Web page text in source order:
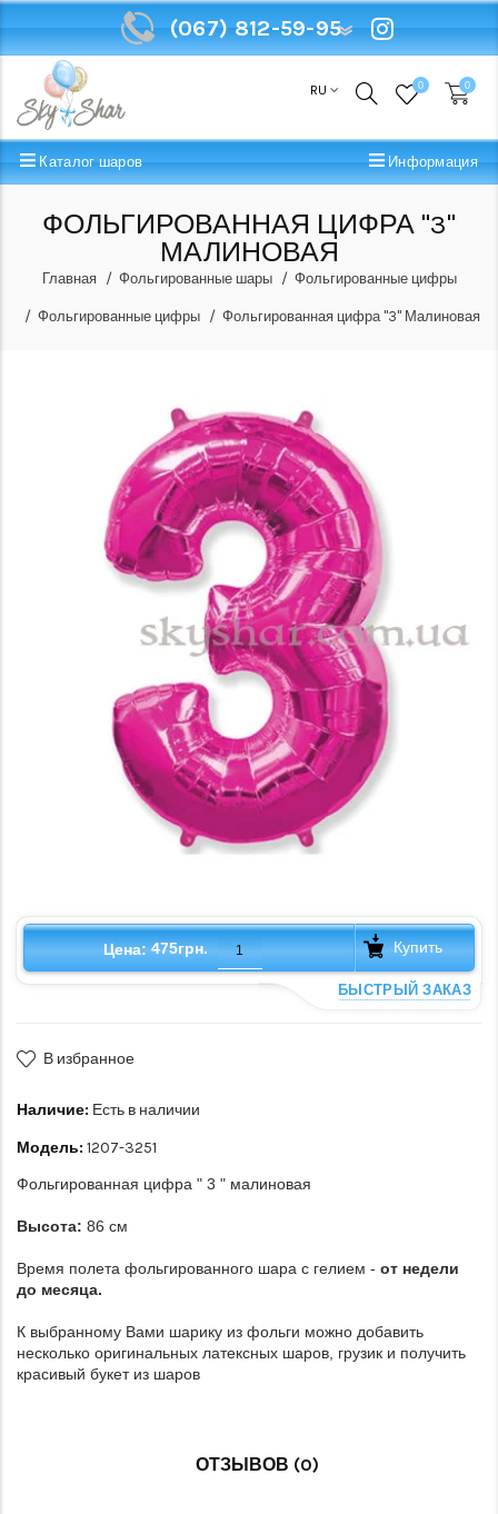
(067) 812-59-95
RU 0 0
Каталог шаров Информация
ФОЛЬГИРОВАННАЯ ЦИФРА "3"
МАЛИНОВАЯ
Главная Фольгированные шары Фольгированные цифры
Фольгированные цифры Фольгированная цифра "3" Малиновая
Цена: 475грн. Купить
БЫСТРЫЙ ЗАКАЗ
В избранное
Наличие: Есть в наличии
Модель: 1207-3251
Фольгированная цифра " 3 " малиновая
Высота: 86 см
Время полета фольгированного шара с гелием - от недели
до месяца.
К выбранному Вами шарику из фольги можно добавить
несколько оригинальных латексных шаров, грузик и получить
красивый букет из шаров
ОТЗЫВОВ (0)